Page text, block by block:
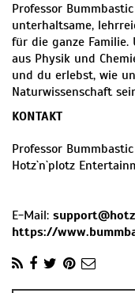
Professor
unterhaltsame,
für die ganze
aus Physik und
und du erlebst, wie
Naturwissenschaft
KONTAKT
Professor Bummbastic
Hotz`n`plotz
E-Mail:
https://